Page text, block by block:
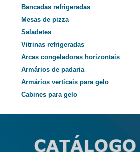
Bancadas refrigeradas
Mesas de pizza
Saladetes
Vitrinas refrigeradas
Arcas congeladoras horizontais
Armários de padaria
Armários verticais para gelo
Cabines para gelo